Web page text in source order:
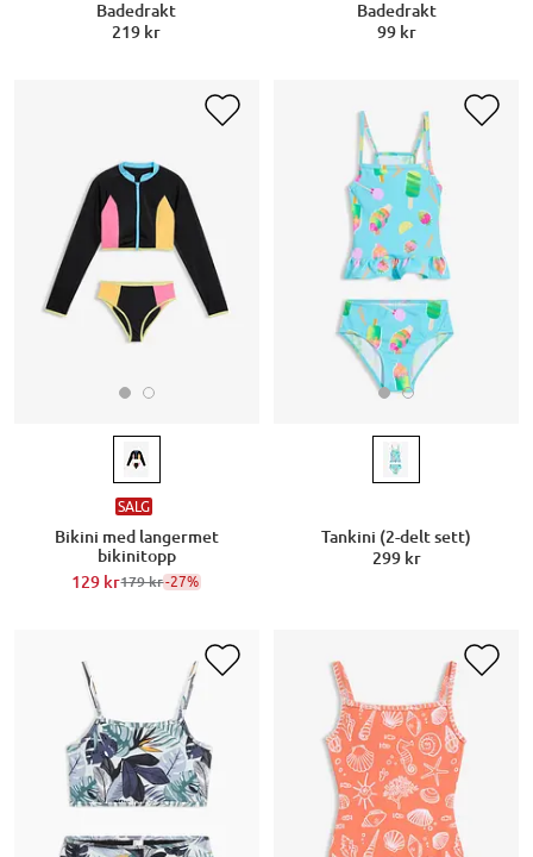
Badedrakt
219 kr
Badedrakt
99 kr
SALG
Bikini med langermet
bikinitopp
129 kr179 kr-27%
Tankini (2-delt sett)
299 kr